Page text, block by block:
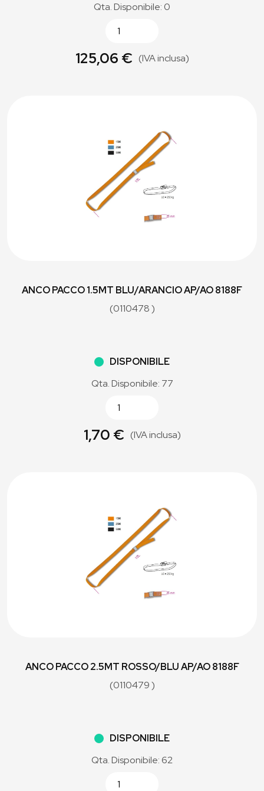
Qta. Disponibile: 0
125,06 € (IVA inclusa)
ANCO PACCO 1.5MT BLU/ARANCIO AP/AO 8188F
(0110478 )
DISPONIBILE
Qta. Disponibile: 77
1,70 € (IVA inclusa)
ANCO PACCO 2.5MT ROSSO/BLU AP/AO 8188F
(0110479 )
DISPONIBILE
Qta. Disponibile: 62